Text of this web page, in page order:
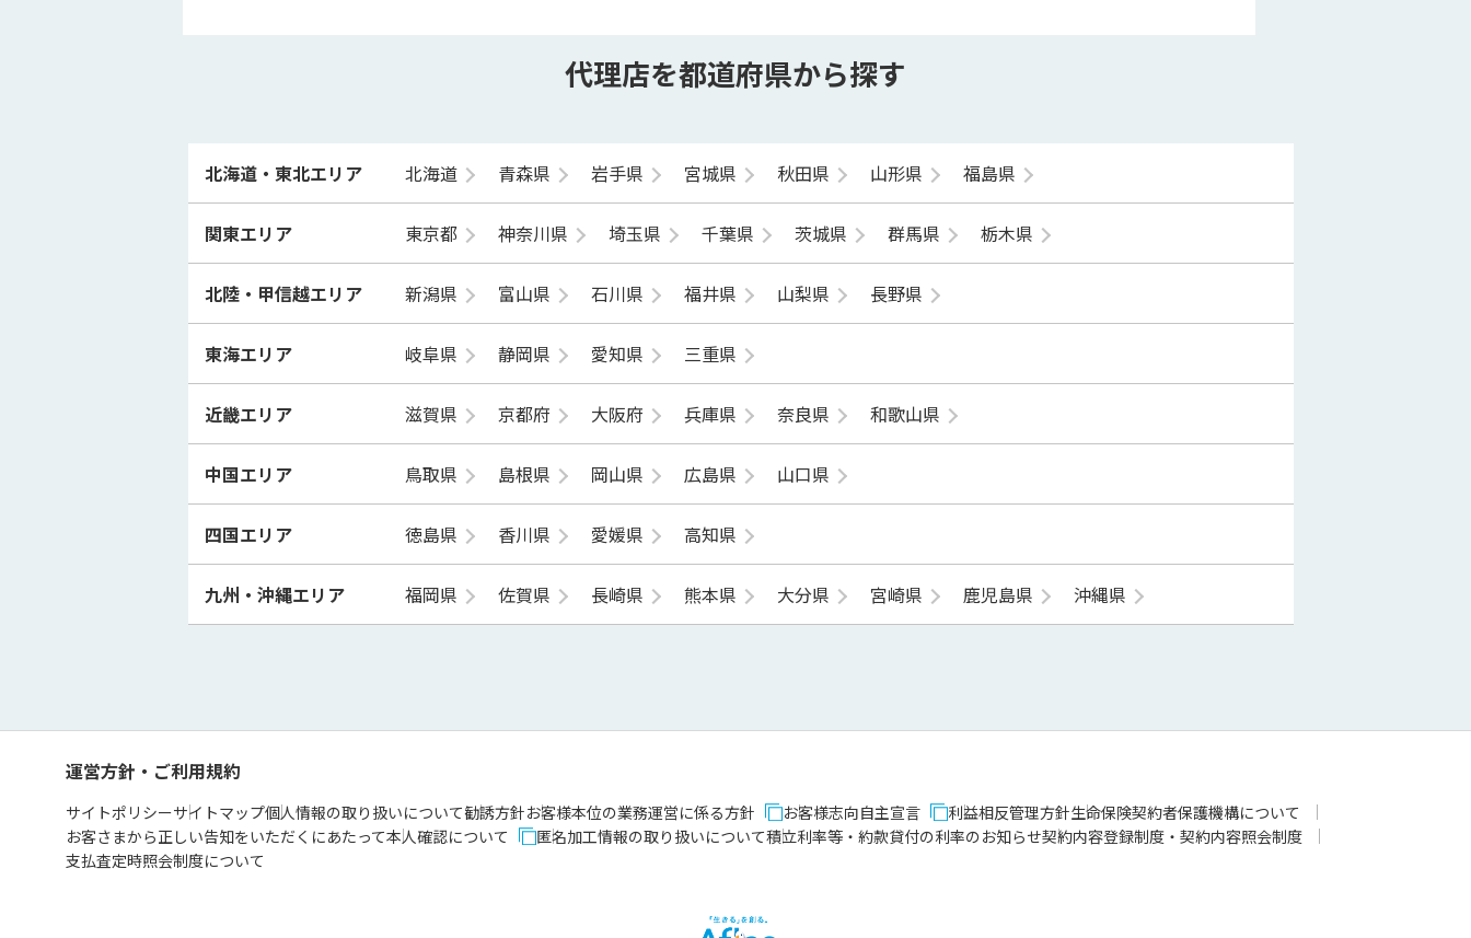
代理店を都道府県から探す
北海道・東北エリア 北海道 青森県 岩手県 宮城県 秋田県 山形県 福島県
関東エリア 東京都 神奈川県 埼玉県 千葉県 茨城県 群馬県 栃木県
北陸・甲信越エリア 新潟県 富山県 石川県 福井県 山梨県 長野県
東海エリア 岐阜県 静岡県 愛知県 三重県
近畿エリア 滋賀県 京都府 大阪府 兵庫県 奈良県 和歌山県
中国エリア 鳥取県 島根県 岡山県 広島県 山口県
四国エリア 徳島県 香川県 愛媛県 高知県
九州・沖縄エリア 福岡県 佐賀県 長崎県 熊本県 大分県 宮崎県 鹿児島県 沖縄県
運営方針・ご利用規約
サイトポリシーサイトマップ個人情報の取り扱いについて勧誘方針お客様本位の業務運営に係る方針 お客様志向自主宣言 利益相反管理方針生命保険契約者保護機構について
お客さまから正しい告知をいただくにあたって本人確認について 匿名加工情報の取り扱いについて積立利率等・約款貸付の利率のお知らせ契約内容登録制度・契約内容照会制度
支払査定時照会制度について